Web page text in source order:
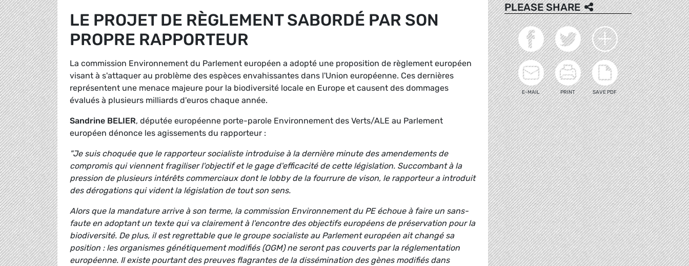
LE PROJET DE RÈGLEMENT SABORDÉ PAR SON
PROPRE RAPPORTEUR
La commission Environnement du Parlement européen a adopté une proposition de règlement européen
visant à s'attaquer au problème des espèces envahissantes dans l'Union européenne. Ces dernières
représentent une menace majeure pour la biodiversité locale en Europe et causent des dommages
évalués à plusieurs milliards d'euros chaque année.
Sandrine BELIER, députée européenne porte-parole Environnement des Verts/ALE au Parlement
européen dénonce les agissements du rapporteur :
"Je suis choquée que le rapporteur socialiste introduise à la dernière minute des amendements de
compromis qui viennent fragiliser l'objectif et le gage d'efficacité de cette législation. Succombant à la
pression de plusieurs intérêts commerciaux dont le lobby de la fourrure de vison, le rapporteur a introduit
des dérogations qui vident la législation de tout son sens.
Alors que la mandature arrive à son terme, la commission Environnement du PE échoue à faire un sans-
faute en adoptant un texte qui va clairement à l'encontre des objectifs européens de préservation pour la
biodiversité. De plus, il est regrettable que le groupe socialiste au Parlement européen ait changé sa
position : les organismes génétiquement modifiés (OGM) ne seront pas couverts par la réglementation
européenne. Il existe pourtant des preuves flagrantes de la dissémination des gènes modifiés dans
PLEASE SHARE
E-MAIL PRINT SAVE PDF